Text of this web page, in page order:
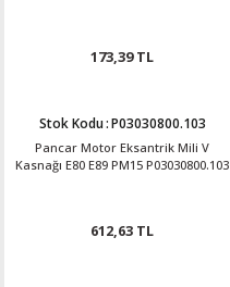
173,39 TL
Stok Kodu:P03030800.103
Pancar Motor Eksantrik Mili V
Kasnağı E80 E89 PM15 P03030800.103
612,63 TL